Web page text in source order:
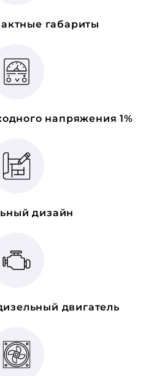
габариты
напряжения 1%
дизайн
двигатель